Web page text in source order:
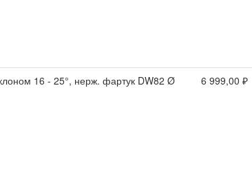
16 - 25°, нерж. фартук DW82 Ø
6 999,00 ₽